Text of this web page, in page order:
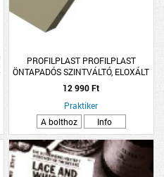
PROFILPLAST PROFILPLAST
ÖNTAPADÓS SZINTVÁLTÓ, ELOXÁLT
ALUMÍNIUM, PROFIL, 8MMX2,7M,
MATT PEZSGŐ
12 990 Ft
Praktiker
A bolthoz
Info